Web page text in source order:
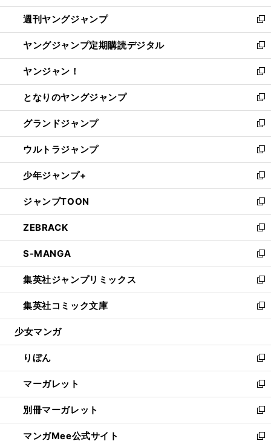
開
く
ウ
で
開
く
ン
ド
ウ
で
開
く
ウ
ィ
ン
ド
ウ
で
開
く
週刊ヤングジャンプ
新
し
い
ウ
ィ
ン
ド
ウ
で
開
く
ヤングジャンプ定期購読デジタル
新
し
い
ウ
ィ
ン
ド
ウ
で
開
く
ヤンジャン！
新
し
い
ウ
ィ
ン
ド
ウ
で
開
く
となりのヤングジャンプ
新
し
い
ウ
ィ
ン
ド
ウ
で
開
く
グランドジャンプ
新
し
い
ウ
ィ
ン
ド
ウ
で
開
く
ウルトラジャンプ
新
し
い
ウ
ィ
ン
ド
ウ
で
開
く
少年ジャンプ+
新
し
い
ウ
ィ
ン
ド
ウ
で
開
く
ジャンプTOON
新
し
い
ウ
ィ
ン
ド
ウ
で
開
ZEBRACK
新
し
い
ウ
ィ
ン
ド
ウ
開
く
S-MANGA
新
し
い
ウ
ィ
ン
ウ
で
開
く
集英社ジャンプリミックス
新
し
い
ウ
ン
ド
ウ
で
開
く
集英社コミック文庫
新
し
ウ
ィ
ン
ド
ウ
で
開
く
少女マンガ
りぼん
新
し
い
ウ
ィ
ン
ド
マーガレット
新
し
い
ウ
ィ
別冊マーガレット
新
し
い
マンガMee公式サイト
新